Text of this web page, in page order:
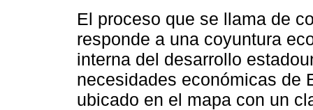
El proceso que se llama de
responde a una coyuntura
interna del desarrollo
necesidades económicas de
ubicado en el mapa con un